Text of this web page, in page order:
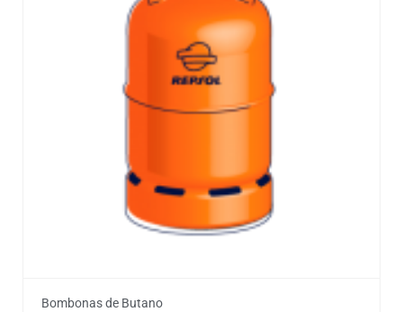
Bombonas de Butano